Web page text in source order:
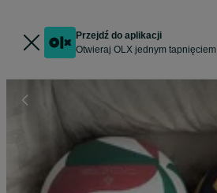
Przejdź do aplikacji
Otwieraj OLX jednym tapnięciem